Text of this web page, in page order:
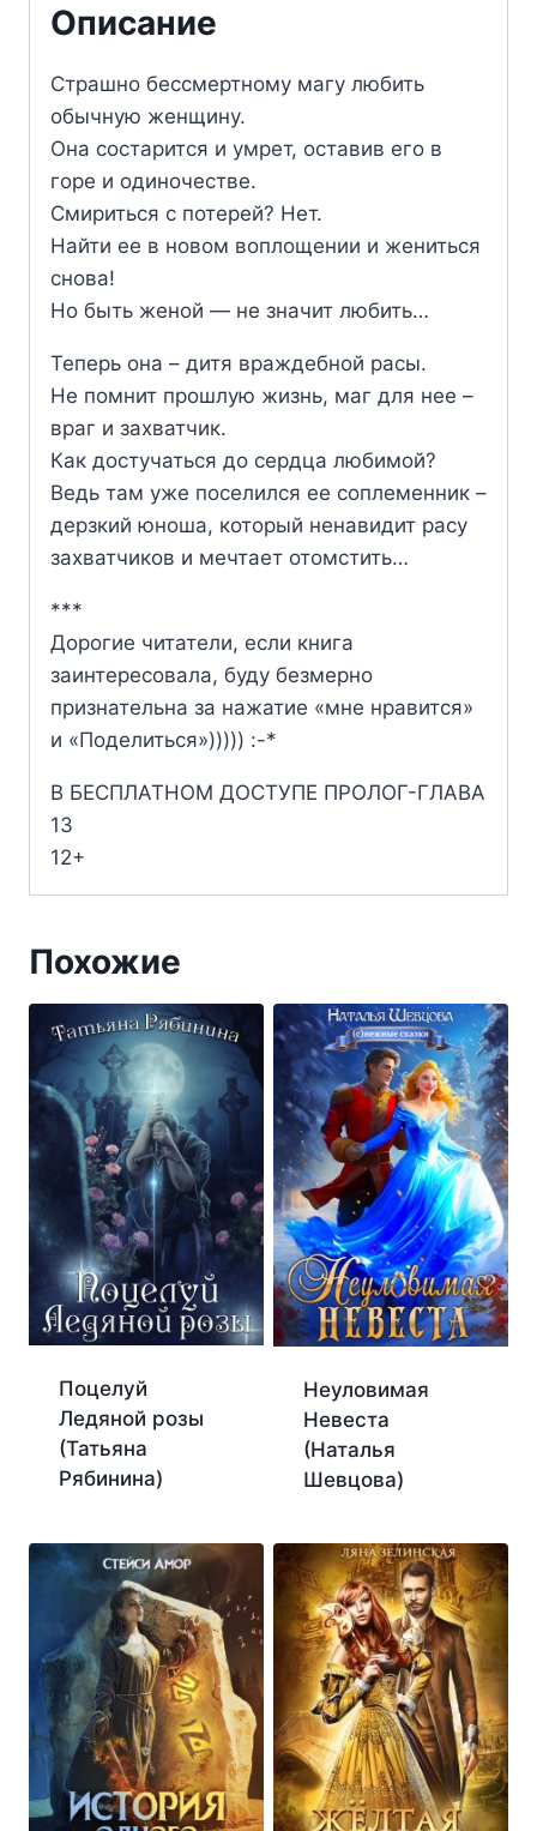
Описание
Страшно бессмертному магу любить
обычную женщину.
Она состарится и умрет, оставив его в
горе и одиночестве.
Смириться с потерей? Нет.
Найти ее в новом воплощении и жениться
снова!
Но быть женой — не значит любить…
Теперь она – дитя враждебной расы.
Не помнит прошлую жизнь, маг для нее –
враг и захватчик.
Как достучаться до сердца любимой?
Ведь там уже поселился ее соплеменник –
дерзкий юноша, который ненавидит расу
захватчиков и мечтает отомстить…
***
Дорогие читатели, если книга
заинтересовала, буду безмерно
признательна за нажатие «мне нравится»
и «Поделиться»))))) :-*
В БЕСПЛАТНОМ ДОСТУПЕ ПРОЛОГ-ГЛАВА
13
12+
Похожие
Поцелуй
Ледяной розы
(Татьяна
Рябинина)
Неуловимая
Невеста
(Наталья
Шевцова)